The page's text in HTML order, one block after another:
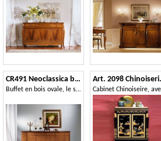
CR491 Neoclassica buffet
Buffet en bois ovale, le style de luxe classique
Art.